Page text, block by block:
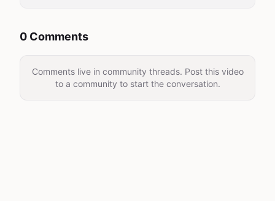
0 Comments
Comments live in community threads. Post this video
to a community to start the conversation.